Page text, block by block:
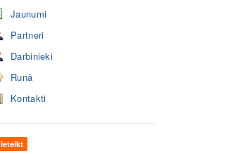
Jaunumi
Partneri
Darbinieki
Runā
Kontakti
Ieteikt